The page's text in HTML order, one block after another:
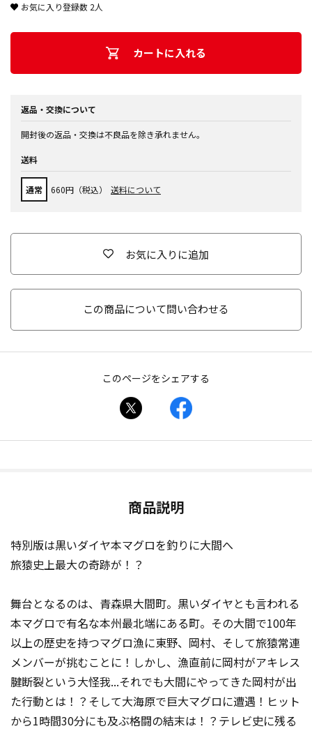
お気に入り登録数 2人
カートに入れる
返品・交換について
開封後の返品・交換は不良品を除き承れません。
送料
通常 660円（税込） 送料について
お気に入りに追加
この商品について問い合わせる
このページをシェアする
商品説明
特別版は黒いダイヤ本マグロを釣りに大間へ
旅猿史上最大の奇跡が！？
舞台となるのは、青森県大間町。黒いダイヤとも言われる
本マグロで有名な本州最北端にある町。その大間で100年
以上の歴史を持つマグロ漁に東野、岡村、そして旅猿常連
メンバーが挑むことに！しかし、漁直前に岡村がアキレス
腱断裂という大怪我...それでも大間にやってきた岡村が出
た行動とは！？そして大海原で巨大マグロに遭遇！ヒット
から1時間30分にも及ぶ格闘の結末は！？テレビ史に残る